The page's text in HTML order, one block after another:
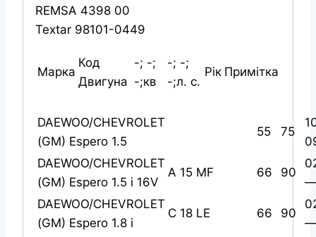
REMSA 4398 00
Textar 98101-0449
Марка
Код
Двигуна
-; -;
-;кв
-; -;
-;л. с.
Рік Примітка
DAEWOO/CHEVROLET
(GM) Espero 1.5
55 75
DAEWOO/CHEVROLET
(GM) Espero 1.5 i 16V
A 15 MF 66 90
DAEWOO/CHEVROLET
(GM) Espero 1.8 i
C 18 LE 66 90